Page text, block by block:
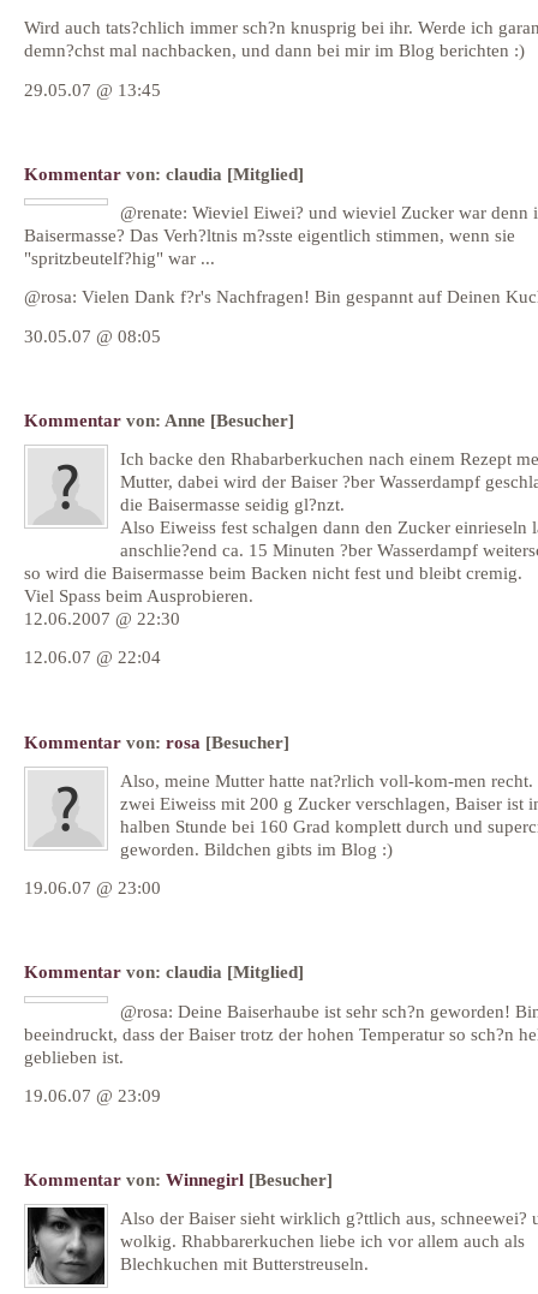
Wird auch tats?chlich immer sch?n knusprig bei ihr. Werde ich
demn?chst mal nachbacken, und dann bei mir im Blog berichten :)
29.05.07 @ 13:45
Kommentar von: claudia [Mitglied]
@renate: Wieviel Eiwei? und wieviel Zucker war denn
Baisermasse? Das Verh?ltnis m?sste eigentlich stimmen, wenn sie
"spritzbeutelf?hig" war ...
@rosa: Vielen Dank f?r's Nachfragen! Bin gespannt auf Deinen
30.05.07 @ 08:05
Kommentar von: Anne [Besucher]
Ich backe den Rhabarberkuchen nach einem Rezept
Mutter, dabei wird der Baiser ?ber Wasserdampf
die Baisermasse seidig gl?nzt.
Also Eiweiss fest schalgen dann den Zucker einrieseln
anschlie?end ca. 15 Minuten ?ber Wasserdampf
so wird die Baisermasse beim Backen nicht fest und bleibt cremig.
Viel Spass beim Ausprobieren.
12.06.2007 @ 22:30
12.06.07 @ 22:04
Kommentar von: rosa [Besucher]
Also, meine Mutter hatte nat?rlich voll-kom-men recht.
zwei Eiweiss mit 200 g Zucker verschlagen, Baiser ist
halben Stunde bei 160 Grad komplett durch und
geworden. Bildchen gibts im Blog :)
19.06.07 @ 23:00
Kommentar von: claudia [Mitglied]
@rosa: Deine Baiserhaube ist sehr sch?n geworden!
beeindruckt, dass der Baiser trotz der hohen Temperatur so sch?n
geblieben ist.
19.06.07 @ 23:09
Kommentar von: Winnegirl [Besucher]
Also der Baiser sieht wirklich g?ttlich aus, schneewei?
wolkig. Rhabbarerkuchen liebe ich vor allem auch als
Blechkuchen mit Butterstreuseln.